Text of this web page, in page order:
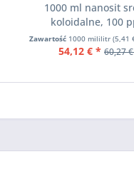
1000 ml nanosit
koloidalne, 100
Zawartość 1000 mililitr (5,41 €
54,12 € * 60,27